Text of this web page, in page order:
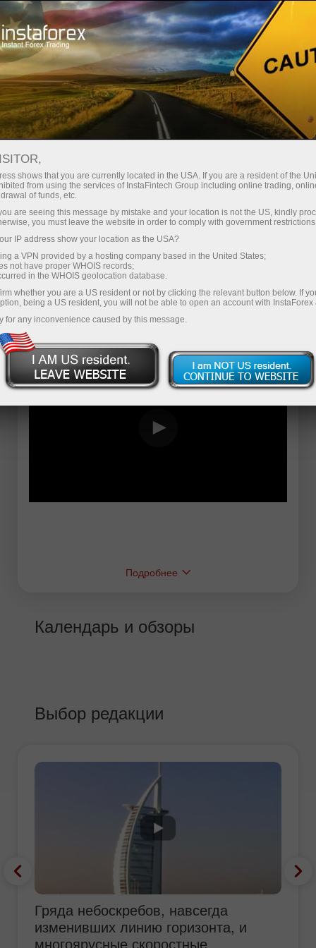
Трейдерам Форекс аналитика
Форекс ТВ
Форекс-видео новости
Подробнее
Календарь и обзоры
Выбор редакции
Гряда небоскребов, навсегда
изменивших линию горизонта, и
многоярусные скоростные
shows that you are currently located in the USA. If you are a resident of the
from using the services of InstaFintech Group including online trading,
of funds, etc.
are seeing this message by mistake and your location is not the US, kindly
you must leave the website in order to comply with government
IP address show your location as the USA?
a VPN provided by a hosting company based in the United States;
not have proper WHOIS records;
in the WHOIS geolocation database.
whether you are a US resident or not by clicking the relevant button below. If
being a US resident, you will not be able to open an account with InstaForex
for any inconvenience caused by this message.